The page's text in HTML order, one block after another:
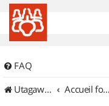
FAQ
UtagawaVTT (Randos VTT et VTTAE avec traces GPS)
Accueil forum